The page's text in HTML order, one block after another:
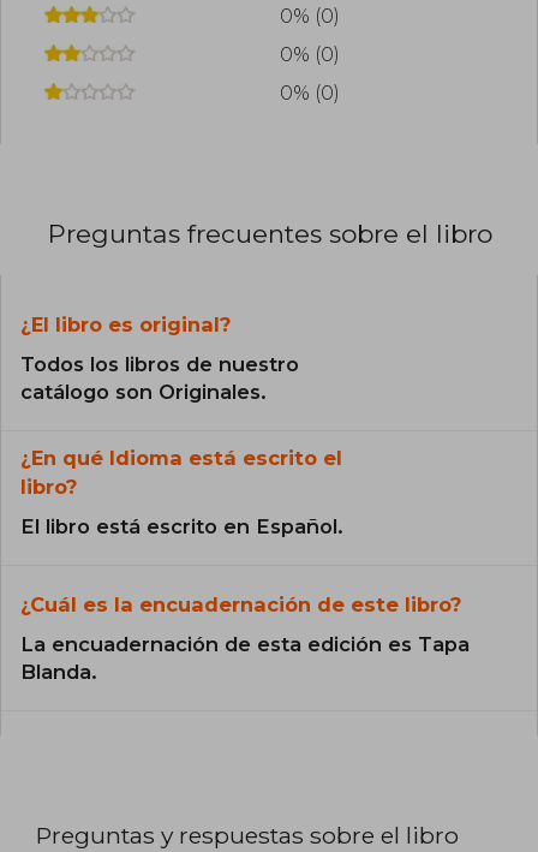
0% (0)
0% (0)
0% (0)
Preguntas frecuentes sobre el libro
¿El libro es original?
Todos los libros de nuestro
catálogo son Originales.
¿En qué Idioma está escrito el
libro?
El libro está escrito en Español.
¿Cuál es la encuadernación de este libro?
La encuadernación de esta edición es Tapa
Blanda.
Preguntas y respuestas sobre el libro